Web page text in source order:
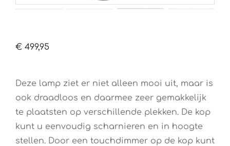
€ 499,95
Deze lamp ziet er niet alleen mooi uit, maar is
ook draadloos en daarmee zeer gemakkelijk
te plaatsten op verschillende plekken. De kop
kunt u eenvoudig scharnieren en in hoogte
stellen. Door een touchdimmer op de kop kunt